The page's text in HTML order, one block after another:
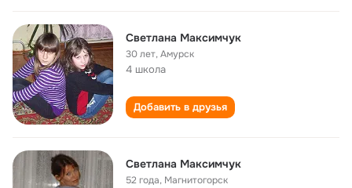
Светлана Максимчук
30 лет,Амурск
4 школа
Добавить в друзья
Светлана Максимчук
52 года, Магнитогорск